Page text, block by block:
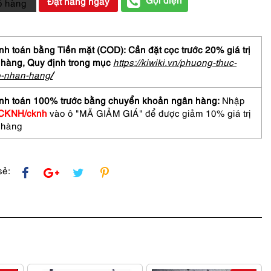
hàng
toán bằng Tiền mặt (COD): Cần đặt cọc trước 20% giá trị
Quy định trong mục https://kiwiki.vn/phuong-thuc-
nhan-hang/
toán 100% trước bằng chuyển khoản ngân hàng: Nhập
cknh vào ô "MÃ GIẢM GIÁ" để được giảm 10% giá trị